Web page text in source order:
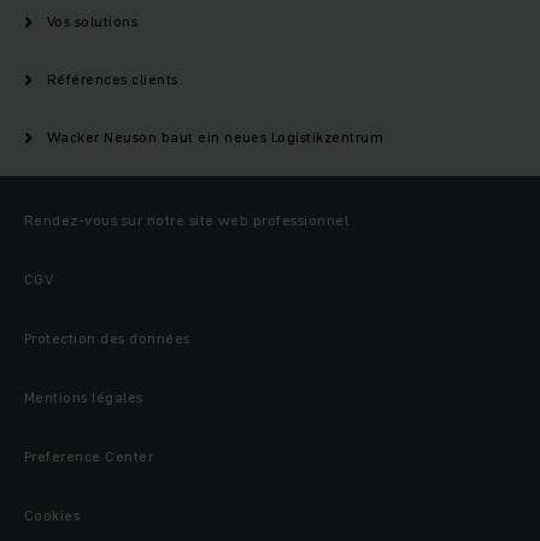
Vos solutions
Références clients
Wacker Neuson baut ein neues Logistikzentrum
Rendez-vous sur notre site web professionnel
CGV
Protection des données
Mentions légales
Preference Center
Cookies